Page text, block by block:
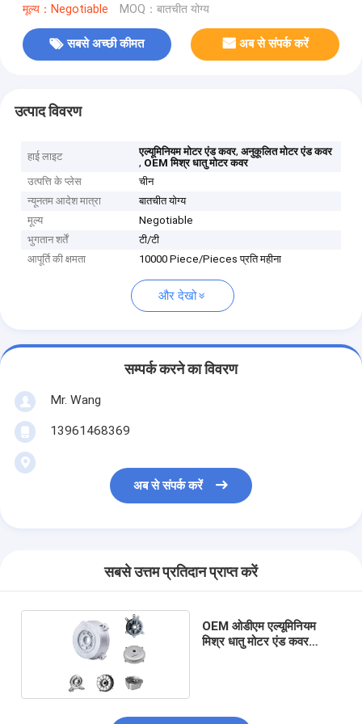
मूल्य：Negotiable MOQ：बातचीत योग्य
सबसे अच्छी कीमत अब से संपर्क करें
उत्पाद विवरण
हाई लाइट एल्यूमिनियम मोटर एंड कवर,अनुकूलित मोटर एंड कवर
, OEM मिश्र धातु मोटर कवर
उत्पत्ति के प्लेस
चीन
न्यूनतम आदेश मात्रा
बातचीत योग्य
मूल्य
Negotiable
भुगतान शर्तें
टी/टी
आपूर्ति की क्षमता
10000 Piece/Pieces प्रति महीना
और देखो
सम्पर्क करने का विवरण
Mr. Wang
13961468369
अब से संपर्क करें
सबसे उत्तम प्रतिदान प्राप्त करें
OEM ओडीएम एल्यूमिनियम
मिश्र धातु मोटर एंड कवर